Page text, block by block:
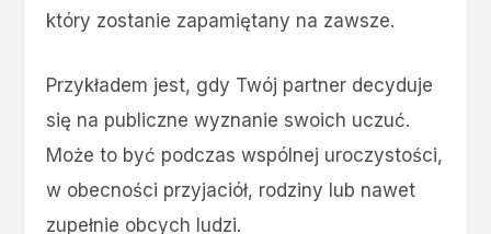
który zostanie zapamiętany na zawsze.
Przykładem jest, gdy Twój partner decyduje
się na publiczne wyznanie swoich uczuć.
Może to być podczas wspólnej uroczystości,
w obecności przyjaciół, rodziny lub nawet
zupełnie obcych ludzi.